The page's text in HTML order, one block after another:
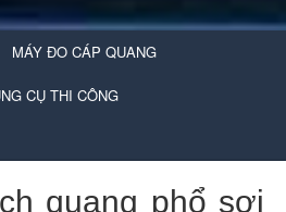
MÁY ĐO CÁP QUANG
CỤ THI CÔNG
quang phổ sợi